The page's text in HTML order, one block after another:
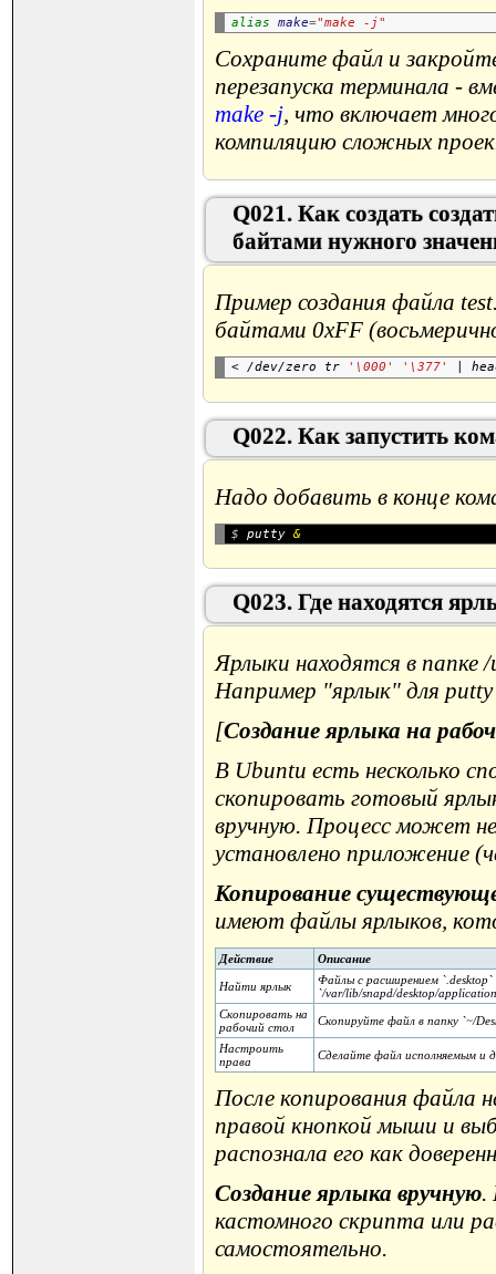
alias make="make -j"
Сохраните файл и
перезапуска терминала -
make -j, что включает
компиляцию сложных
Q021. Как создать
байтами нужного
Пример создания файла
байтами 0xFF
< /dev/zero tr '\000' '\377'
Q022. Как запустить
Надо добавить в конце
$ putty
Q023. Где находятся
Ярлыки находятся в папке/
Например "ярлык" для
[Создание ярлыка на
В Ubuntu есть несколько
скопировать готовый
вручную. Процесс может
установлено приложение
Копирование
имеют файлы ярлыков,
Действие Описание
Найти ярлык
Файлы с расширением
`/var/lib/snapd/desktop/
Скопировать на
рабочий стол
Скопируйте файл в папку `~/
Настроить
права
Сделайте файл исполняемым и
После копирования файла
правой кнопкой мыши и
распознала его как
Создание ярлыка вручную.
кастомного скрипта или
самостоятельно.